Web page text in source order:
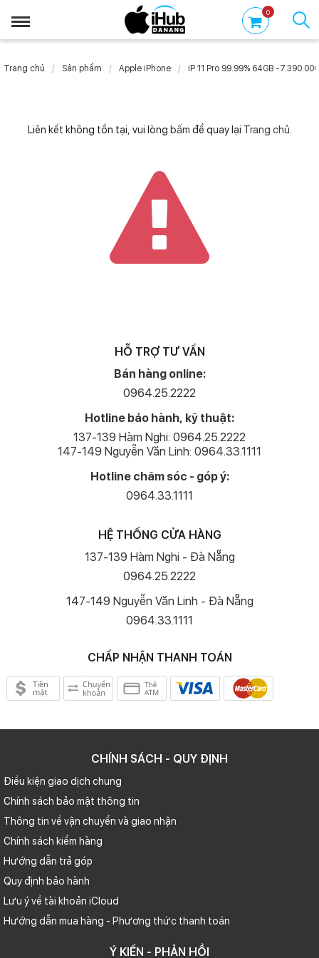
0
Trang chủ Sản phẩm Apple iPhone iP 11 Pro 99.99% 64GB -7.390.000
Liên kết không tồn tại, vui lòng bấm để quay lại Trang chủ
HỖ TRỢ TƯ VẤN
Bán hàng online:
0964.25.2222
Hotline bảo hành, kỹ thuật:
137-139 Hàm Nghi: 0964.25.2222
147-149 Nguyễn Văn Linh: 0964.33.1111
Hotline chăm sóc - góp ý:
0964.33.1111
HỆ THỐNG CỬA HÀNG
137-139 Hàm Nghi - Đà Nẵng
0964.25.2222
147-149 Nguyễn Văn Linh - Đà Nẵng
0964.33.1111
CHẤP NHẬN THANH TOÁN
CHÍNH SÁCH - QUY ĐỊNH
Điều kiện giao dịch chung
Chính sách bảo mật thông tin
Thông tin về vận chuyển và giao nhận
Chính sách kiểm hàng
Hướng dẫn trả góp
Quy định bảo hành
Lưu ý về tài khoản iCloud
Hướng dẫn mua hàng - Phương thức thanh toán
Ý KIẾN - PHẢN HỒI